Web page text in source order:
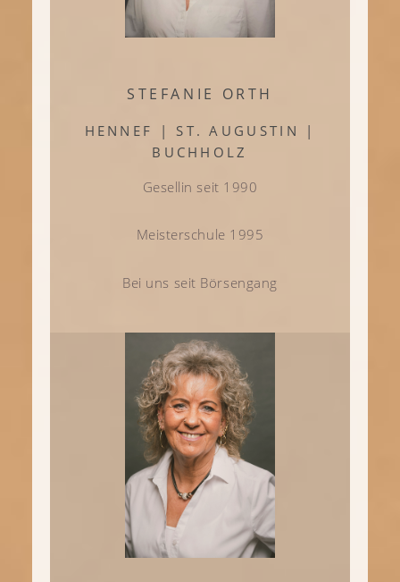
STEFANIE ORTH
HENNEF | ST. AUGUSTIN |
BUCHHOLZ
Gesellin seit 1990
Meisterschule 1995
Bei uns seit Börsengang